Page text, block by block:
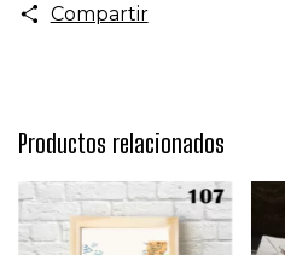
Compartir
Productos relacionados